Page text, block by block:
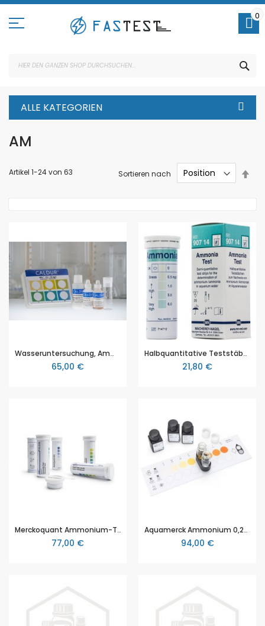
Direkt
Inhalt
0
ALLE KATEGORIEN
AM
Artikel 1-24von 63 Sortieren nach
Wasseruntersuchung, Ammonium, Caldur Farbvergleichstest
65,00 €
Halbquantitative Teststäbchen Ammonia Test, Packung mit 25 Tests
21,80 €
Merckoquant Ammonium-Test, 100 Tests
77,00 €
Aquamerck Ammonium 0,2-5, 50 tests
94,00 €